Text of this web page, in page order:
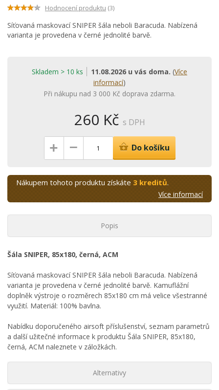
Hodnocení produktu (3)
Síťovaná maskovací SNIPER šála neboli Baracuda. Nabízená
varianta je provedena v černé jednolité barvě.
Skladem > 10 ks 11.08.2026 u vás doma. (Více
informací)
Při nákupu nad 3 000 Kč doprava zdarma.
260 Kč s DPH
+ – Do košíku
Nákupem tohoto produktu získáte 3 kreditů.
Více informací
Popis
Šála SNIPER, 85x180, černá, ACM
Síťovaná maskovací SNIPER šála neboli Baracuda. Nabízená
varianta je provedena v černé jednolité barvě. Kamuflážní
doplněk výstroje o rozměrech 85x180 cm má velice všestranné
využití. Materiál: 100% bavlna.
Nabídku doporučeného airsoft příslušenství, seznam parametrů
a další užitečné informace k produktu Šála SNIPER, 85x180,
černá, ACM naleznete v záložkách.
Alternativy